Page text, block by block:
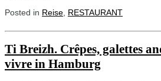
Posted in Reise RESTAURANT
Ti Breizh. Crêpes, galettes
vivre in Hamburg